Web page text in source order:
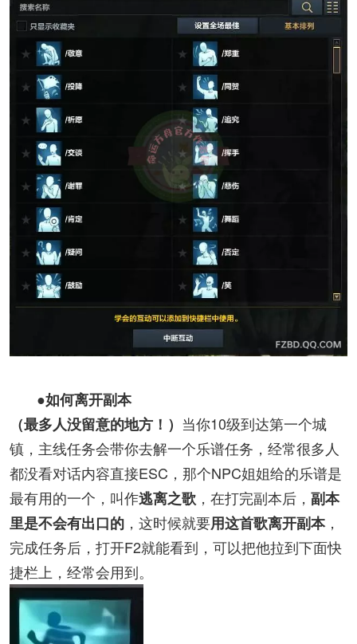
●如何离开副本
（最多人没留意的地方！） 当你10级到达第一个城
镇，主线任务会带你去解一个乐谱任务，经常很多人
都没看对话内容直接ESC，那个NPC姐姐给的乐谱是
最有用的一个，叫作逃离之歌 ，在打完副本后， 副本
里是不会有出口的 ，这时候就要用这首歌离开副本，
完成任务后，打开F2就能看到，可以把他拉到下面快
捷栏上，经常会用到。